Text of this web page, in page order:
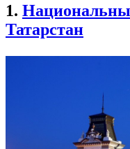
1.
Татарстан